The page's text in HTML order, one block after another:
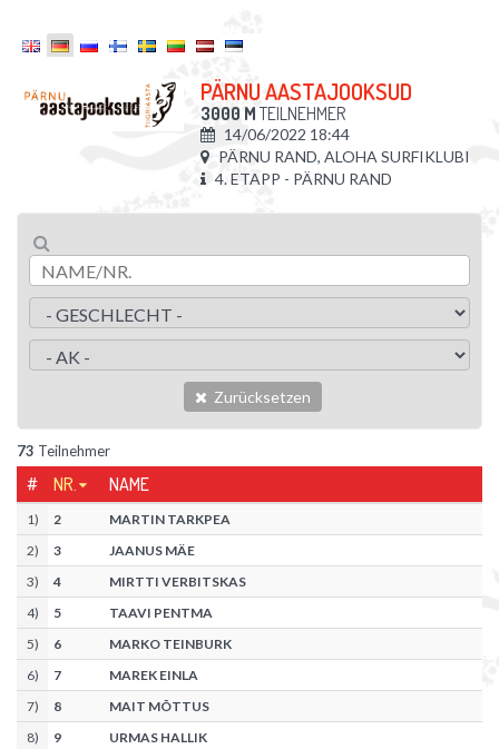
PÄRNU AASTAJOOKSUD
3000 M TEILNEHMER
14/06/2022 18:44
PÄRNU RAND, ALOHA SURFIKLUBI
4. ETAPP - PÄRNU RAND
Zurücksetzen
73 Teilnehmer
# NR. NAME
1) 2
MARTIN TARKPEA
2) 3
JAANUS MÄE
3) 4
MIRTTI VERBITSKAS
4) 5
TAAVI PENTMA
5) 6
MARKO TEINBURK
6) 7
MAREK EINLA
7) 8
MAIT MÕTTUS
8) 9
URMAS HALLIK